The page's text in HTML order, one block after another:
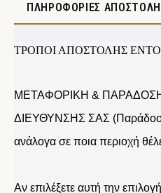
ΠΛΗΡΟΦΟΡΊΕΣ
ΤΡΟΠΟΙ ΑΠΟΣΤΟΛΗΣ
ΜΕΤΑΦΟΡΙΚΗ &
ΔΙΕΥΘΥΝΣΗΣ ΣΑΣ
ανάλογα σε ποια περιοχή
Αν επιλέξετε αυτή την